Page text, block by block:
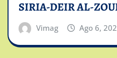
SIRIA-DEIR AL-
Vimag Ago 6,